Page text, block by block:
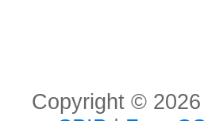
Copyright ©